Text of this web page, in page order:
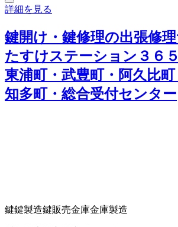
詳細を見る
鍵開け・鍵修理の出張修
たすけステーション３６
東浦町・武豊町・阿久比
知多町・総合受付センター
鍵鍵製造鍵販売金庫金庫製造